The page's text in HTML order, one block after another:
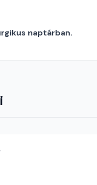
naptárban.